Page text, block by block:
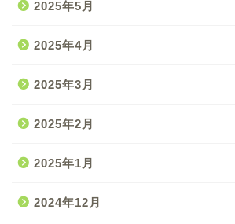
2025年5月
2025年4月
2025年3月
2025年2月
2025年1月
2024年12月